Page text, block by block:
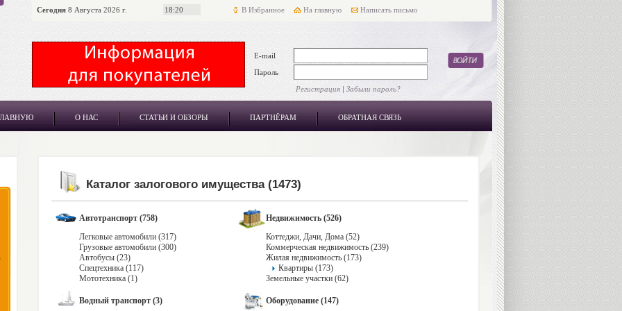
Сегодня8 Августа 2026 г. 18:20 В Избранное На главную Написать письмо
E-mail
Пароль
Регистрация| Забыли пароль?
О НАС СТАТЬИ И ОБЗОРЫ ПАРТНЁРАМ ОБРАТНАЯ СВЯЗЬ
Каталог залогового имущества (1473)
Автотранспорт (758)
Легковые автомобили (317)
Грузовые автомобили (300)
Автобусы (23)
Спецтехника (117)
Мототехника (1)
Недвижимость (526)
Коттеджи, Дачи, Дома (52)
Коммерческая недвижимость (239)
Жилая недвижимость (173)
Квартиры (173)
Земельные участки (62)
Водный транспорт (3) Оборудование (147)